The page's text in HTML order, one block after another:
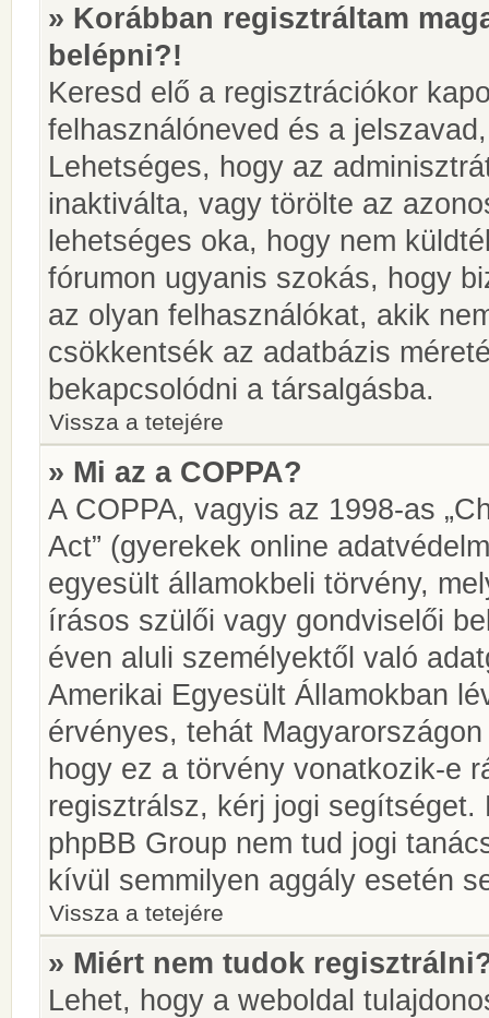
» Korábban regisztráltam
belépni?!
Keresd elő a regisztrációkor
felhasználóneved és a
Lehetséges, hogy az
inaktiválta, vagy törölte az
lehetséges oka, hogy nem
fórumon ugyanis szokás, hogy
az olyan felhasználókat, akik
csökkentsék az adatbázis
bekapcsolódni a társalgásba.
Vissza a tetejére
» Mi az a COPPA?
A COPPA, vagyis az 1998-as
Act” (gyerekek online
egyesült államokbeli törvény,
írásos szülői vagy gondviselői
éven aluli személyektől való
Amerikai Egyesült Államokban
érvényes, tehát
hogy ez a törvény vonatkozik-e
regisztrálsz, kérj jogi
phpBB Group nem tud jogi
kívül semmilyen aggály esetén
Vissza a tetejére
» Miért nem tudok
Lehet, hogy a weboldal